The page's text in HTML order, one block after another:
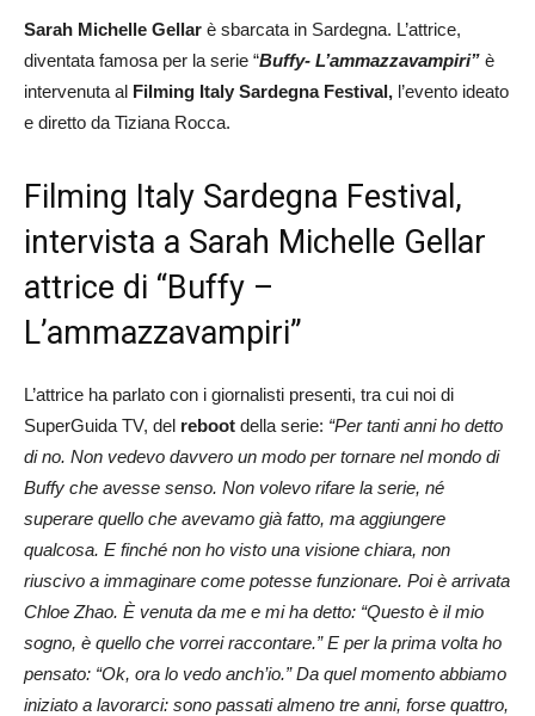
Sarah Michelle Gellar è sbarcata in Sardegna. L’attrice,
diventata famosa per la serie “Buffy- L’ammazzavampiri” è
intervenuta al Filming Italy Sardegna Festival, l’evento ideato
e diretto da Tiziana Rocca.
Filming Italy Sardegna Festival,
intervista a Sarah Michelle Gellar
attrice di “Buffy –
L’ammazzavampiri”
L’attrice ha parlato con i giornalisti presenti, tra cui noi di
SuperGuida TV, del reboot della serie: “Per tanti anni ho detto
di no. Non vedevo davvero un modo per tornare nel mondo di
Buffy che avesse senso. Non volevo rifare la serie, né
superare quello che avevamo già fatto, ma aggiungere
qualcosa. E finché non ho visto una visione chiara, non
riuscivo a immaginare come potesse funzionare. Poi è arrivata
Chloe Zhao. È venuta da me e mi ha detto: “Questo è il mio
sogno, è quello che vorrei raccontare.” E per la prima volta ho
pensato: “Ok, ora lo vedo anch’io.” Da quel momento abbiamo
iniziato a lavorarci: sono passati almeno tre anni, forse quattro,